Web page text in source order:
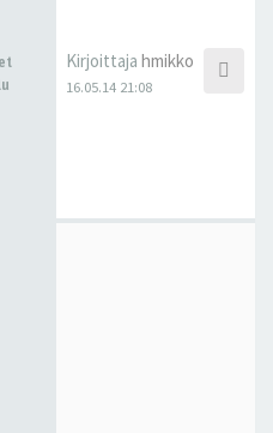
Kirjoittaja hmikko
16.05.14 21:08